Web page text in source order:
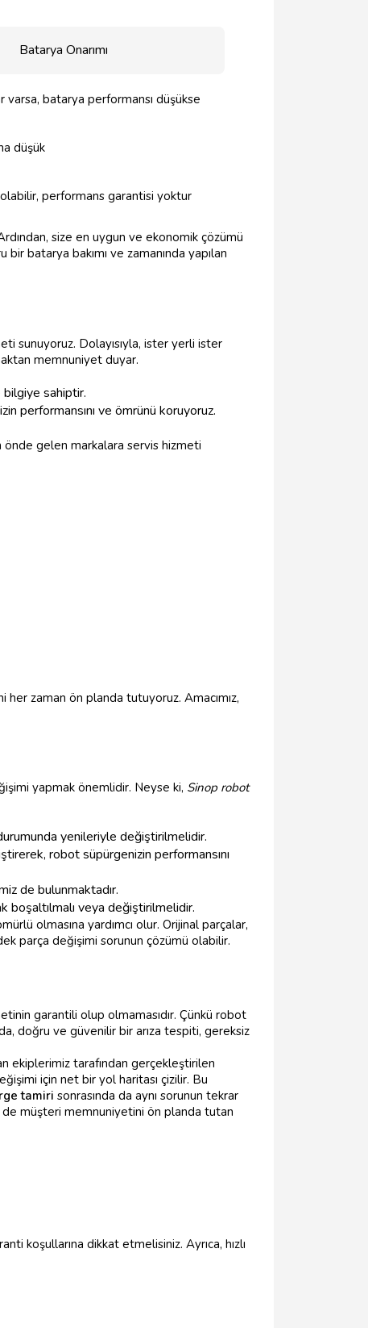
Batarya Onarımı
varsa, batarya performansı düşükse
düşük
performans garantisi yoktur
size en uygun ve ekonomik çözümü
batarya bakımı ve zamanında yapılan
sunuyoruz. Dolayısıyla, ister yerli ister
memnuniyet duyar.
sahiptir.
performansını ve ömrünü koruyoruz.
önde gelen markalara servis hizmeti
zaman ön planda tutuyoruz. Amacımız,
yapmak önemlidir. Neyse ki, Sinop robot
yenileriyle değiştirilmelidir.
robot süpürgenizin performansını
de bulunmaktadır.
boşaltılmalı veya değiştirilmelidir.
olmasına yardımcı olur. Orijinal parçalar,
parça değişimi sorunun çözümü olabilir.
garantili olup olmamasıdır. Çünkü robot
doğru ve güvenilir bir arıza tespiti, gereksiz
ekiplerimiz tarafından gerçekleştirilen
için net bir yol haritası çizilir. Bu
tamiri sonrasında da aynı sorunun tekrar
de müşteri memnuniyetini ön planda tutan
koşullarına dikkat etmelisiniz. Ayrıca, hızlı